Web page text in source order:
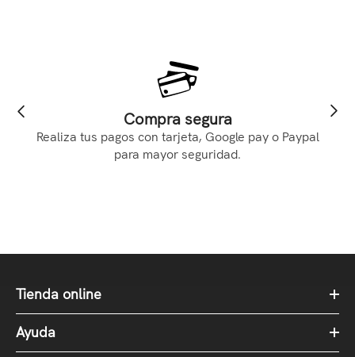
Compra segura
Realiza tus pagos con tarjeta, Google pay o Paypal
para mayor seguridad.
Tienda online
Ayuda